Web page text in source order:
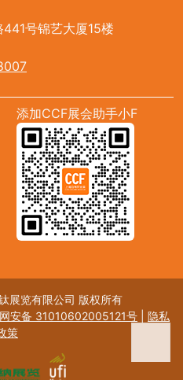
号锦艺大厦15楼
添加CCF展会助手小F
展览有限公司 版权所有
安备 31010602005121号
隐私
策